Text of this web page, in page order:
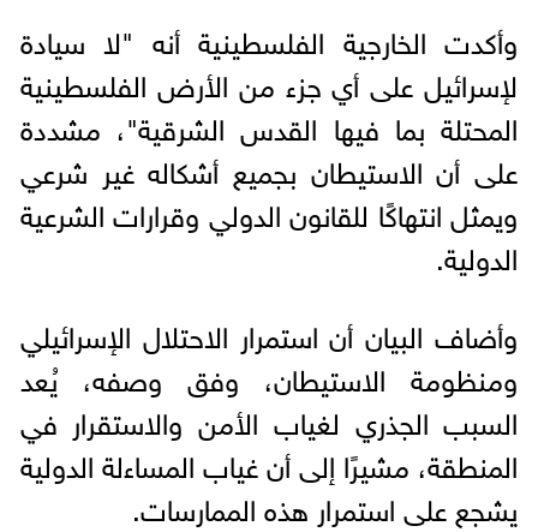
وأكدت الخارجية الفلسطينية أنه "لا سيادة
لإسرائيل على أي جزء من الأرض الفلسطينية
المحتلة بما فيها القدس الشرقية"، مشددة
على أن الاستيطان بجميع أشكاله غير شرعي
ويمثل انتهاكًا للقانون الدولي وقرارات الشرعية
الدولية.
وأضاف البيان أن استمرار الاحتلال الإسرائيلي
ومنظومة الاستيطان، وفق وصفه، يُعد
السبب الجذري لغياب الأمن والاستقرار في
المنطقة، مشيرًا إلى أن غياب المساءلة الدولية
يشجع على استمرار هذه الممارسات.